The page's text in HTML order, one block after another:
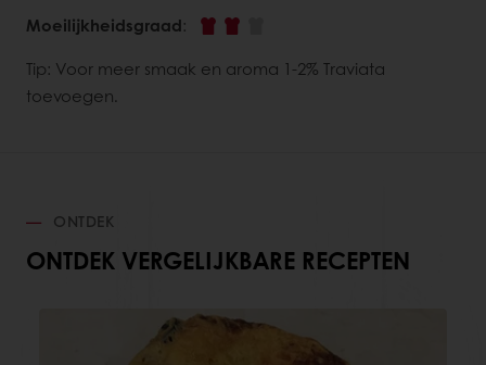
Moeilijkheidsgraad:
Tip: Voor meer smaak en aroma 1-2% Traviata
toevoegen.
ONTDEK
ONTDEK VERGELIJKBARE RECEPTEN